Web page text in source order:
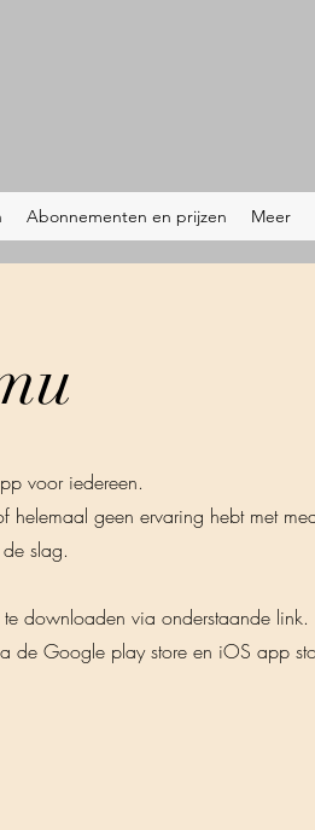
Abonnementen en prijzen Meer
voor iedereen.
helemaal geen ervaring hebt met
slag.
te downloaden via onderstaande link.
de Google play store en iOS app